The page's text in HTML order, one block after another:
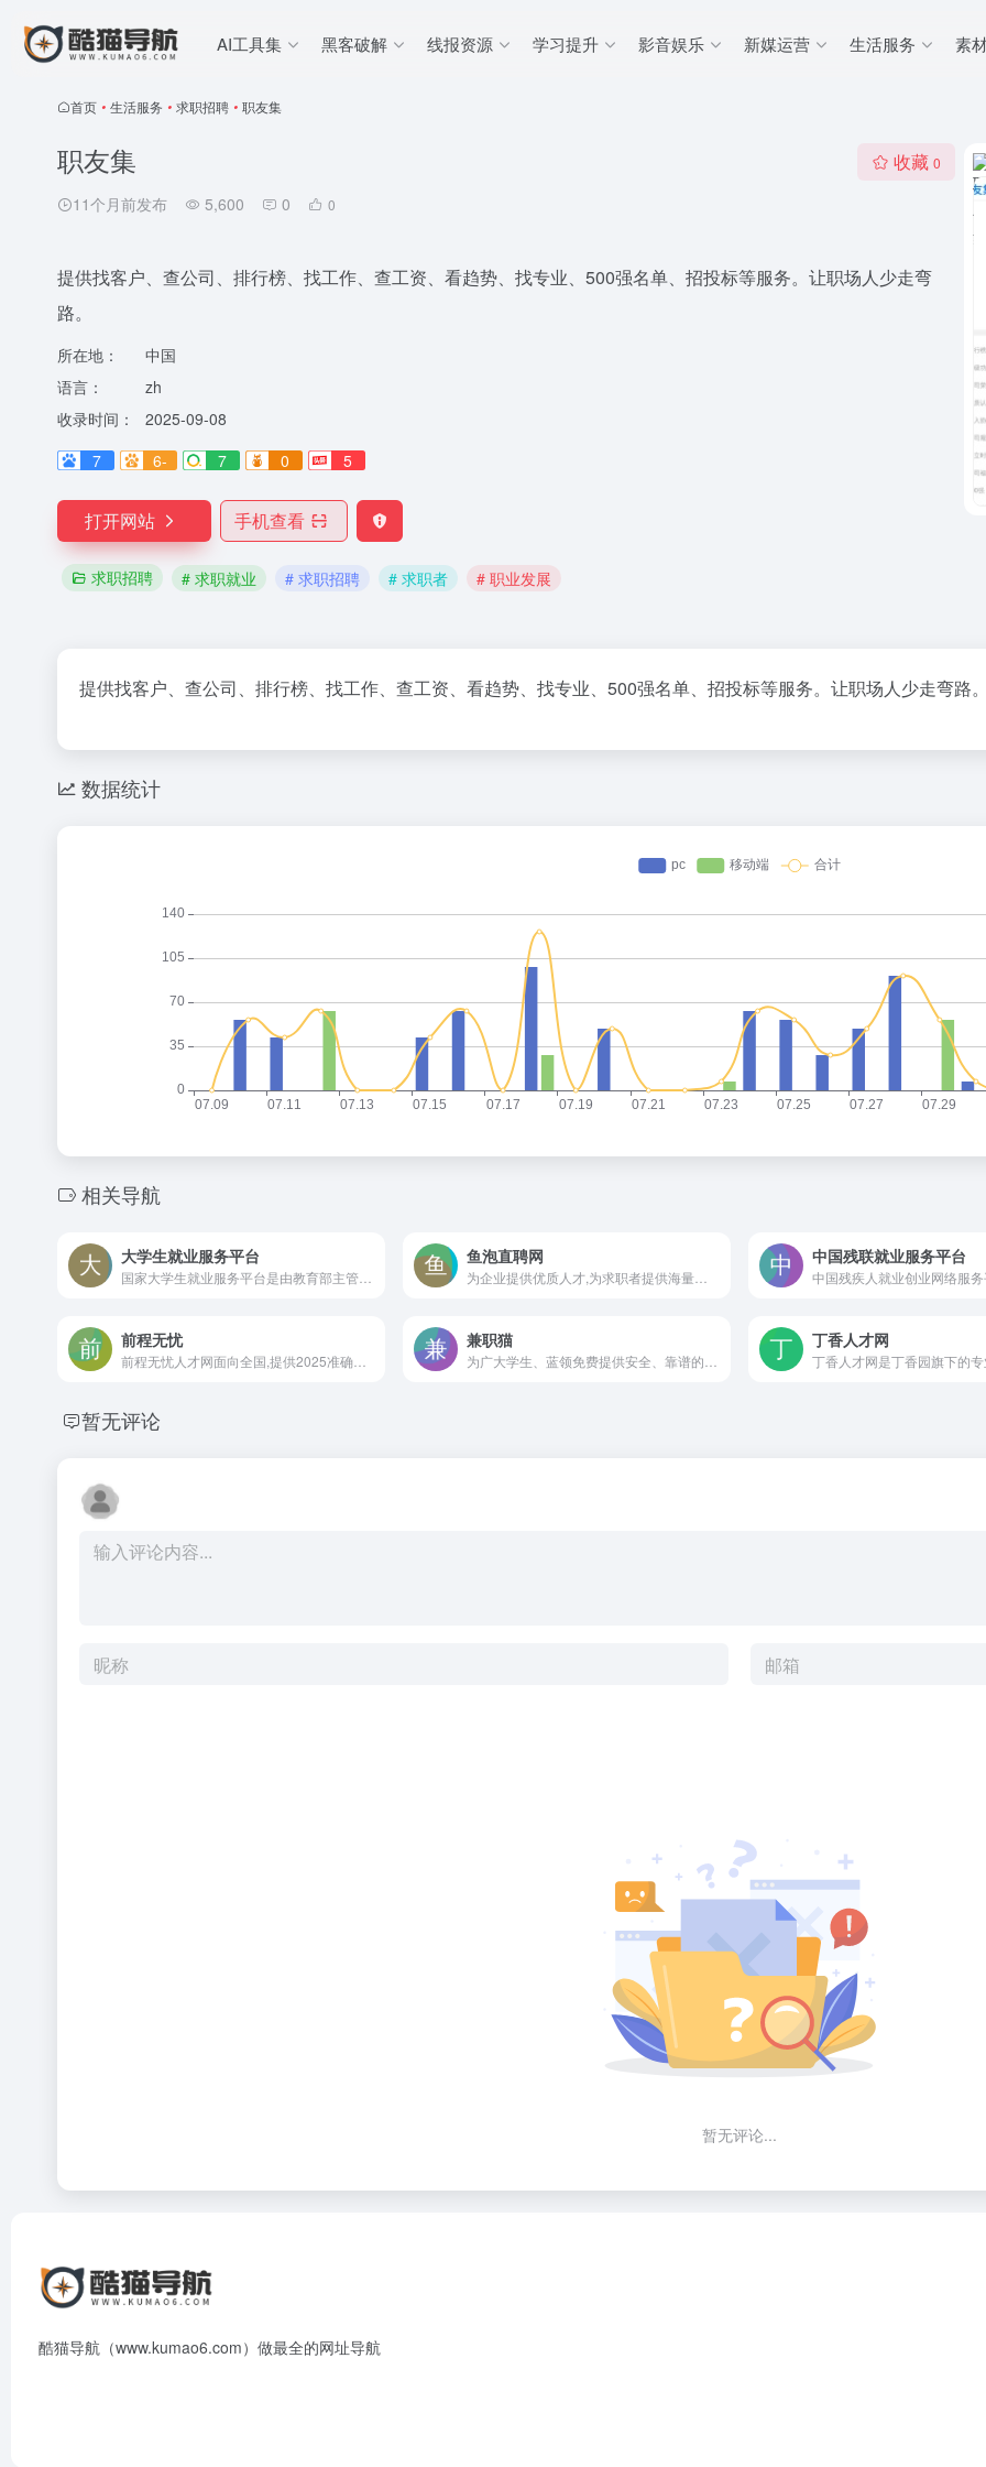
AI工具集 黑客破解 线报资源 学习提升 影音娱乐 新媒运营 生活服务 素
首页 • 生活服务 • 求职招聘 • 职友集
职友集
11个月前发布 5,600 0 0
收藏 0
提供找客户、查公司、排行榜、找工作、查工资、看趋势、找专业、500强名单、招投标等服务。让职场人少走弯
路。
所在地：
中国
语言：
zh
收录时间：
2025-09-08
7
6- 7 0 5
打开网站 手机查看
求职招聘 # 求职就业 # 求职招聘 # 求职者 # 职业发展
提供找客户、查公司、排行榜、找工作、查工资、看趋势、找专业、500强名单、招投标等服务。让职场人少走弯路
数据统计
相关导航
大学生就业服务平台 鱼泡直聘网 中国残联就业服务平台
前程无忧 兼职猫 丁香人才网
暂无评论
暂无评论...
酷猫导航（www.kumao6.com）做最全的网址导航